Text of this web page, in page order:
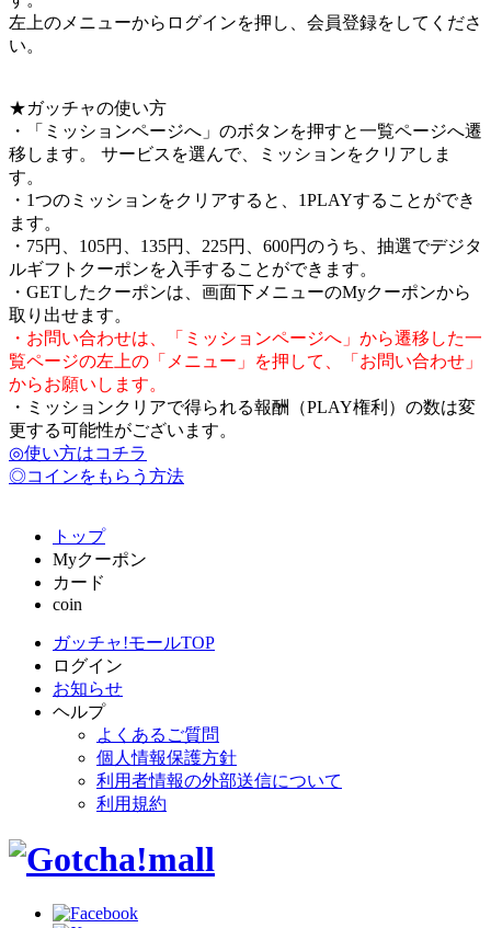
左上のメニューからログインを押し、会員登録をしてくださ
い。
★ガッチャの使い方
・「ミッションページへ」のボタンを押すと一覧ページへ遷
移します。 サービスを選んで、ミッションをクリアしま
す。
・1つのミッションをクリアすると、1PLAYすることができ
ます。
・75円、105円、135円、225円、600円のうち、抽選でデジタ
ルギフトクーポンを入手することができます。
・GETしたクーポンは、画面下メニューのMyクーポンから
取り出せます。
・お問い合わせは、「ミッションページへ」から遷移した一
覧ページの左上の「メニュー」を押して、「お問い合わせ」
からお願いします。
・ミッションクリアで得られる報酬（PLAY権利）の数は変
更する可能性がございます。
◎使い方はコチラ
◎コインをもらう方法
トップ
Myクーポン
カード
coin
ガッチャ!モールTOP
ログイン
お知らせ
ヘルプ
よくあるご質問
個人情報保護方針
利用者情報の外部送信について
利用規約